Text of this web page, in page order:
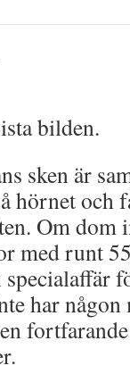
bilden.
sken är
hörnet och
Om dom
med runt
har någon